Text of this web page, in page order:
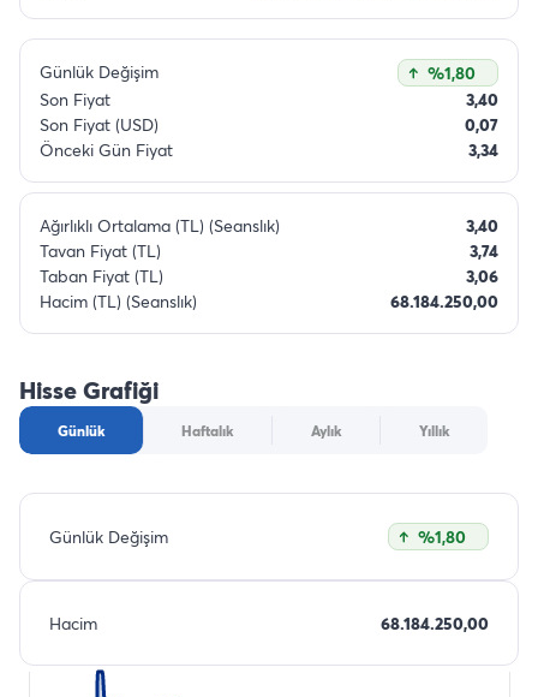
Günlük Değişim
%1,80
Son Fiyat
3,40
Son Fiyat (USD)
0,07
Önceki Gün Fiyat
3,34
Ağırlıklı Ortalama (TL) (Seanslık)
3,40
Tavan Fiyat (TL)
3,74
Taban Fiyat (TL)
3,06
Hacim (TL) (Seanslık)
68.184.250,00
Hisse Grafiği
Günlük Haftalık Aylık Yıllık
Günlük Değişim %1,80
Hacim 68.184.250,00